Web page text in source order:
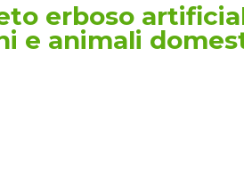
erboso
e animali